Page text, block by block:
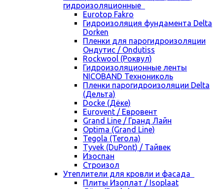
гидроизоляционные
Eurotop Fakro
Гидроизоляция фундамента Delta
Dorken
Пленки для парогидроизоляции
Ондутис / Ondutiss
Rockwool (Роквул)
Гидроизоляционные ленты
NICOBAND Технониколь
Пленки парогидроизоляции Delta
(Дельта)
Docke (Дёке)
Eurovent / Евровент
Grand Line / Гранд Лайн
Optima (Grand Line)
Tegola (Тегола)
Tyvek (DuPont) / Тайвек
Изоспан
Строизол
Утеплители для кровли и фасада
Плиты Изоплат / Isoplaat